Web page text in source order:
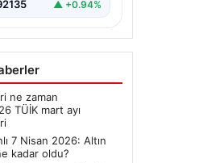
▲ +0.94%
ne zaman
TÜİK mart ayı
7 Nisan 2026: Altın
kadar oldu?